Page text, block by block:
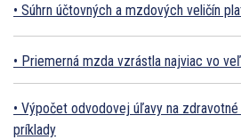
Súhrn účtovných a mzdových veličín
Priemerná mzda vzrástla najviac vo
Výpočet odvodovej úľavy na
príklady